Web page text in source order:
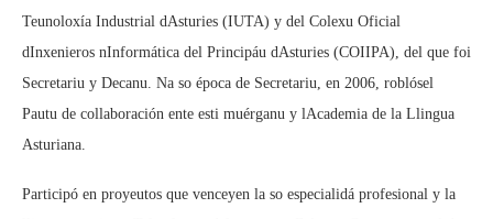
Teunoloxía Industrial dAsturies (IUTA) y del Colexu Oficial
dInxenieros nInformática del Principáu dAsturies (COIIPA), del que foi
Secretariu y Decanu. Na so época de Secretariu, en 2006, roblósel
Pautu de collaboración ente esti muérganu y lAcademia de la Llingua
Asturiana.
Participó en proyeutos que venceyen la so especialidá profesional y la